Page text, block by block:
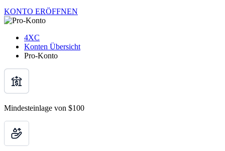
KONTO ERÖFFNEN
4XC
Konten Übersicht
Pro-Konto
Mindesteinlage von $100